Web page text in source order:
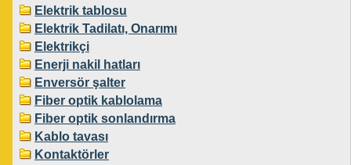
Elektrik tablosu
Elektrik Tadilatı, Onarımı
Elektrikçi
Enerji nakil hatları
Enversör şalter
Fiber optik kablolama
Fiber optik sonlandırma
Kablo tavası
Kontaktörler